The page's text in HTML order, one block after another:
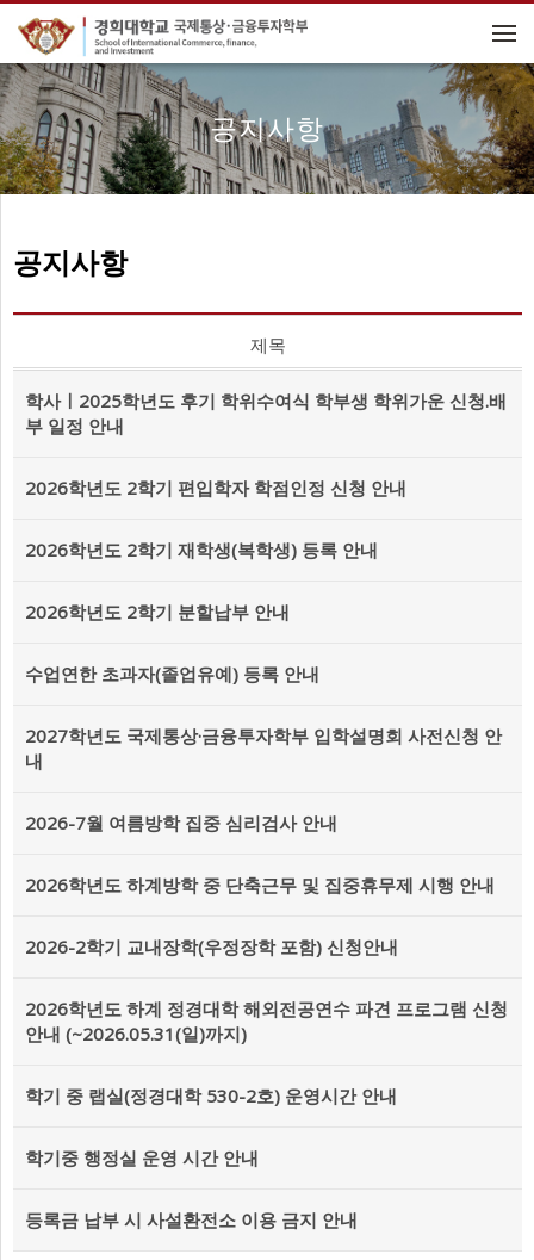
메뉴 건너뛰기
공지사항
공지사항
제목
학사ㅣ2025학년도 후기 학위수여식 학부생 학위가운 신청.배
부 일정 안내
2026학년도 2학기 편입학자 학점인정 신청 안내
2026학년도 2학기 재학생(복학생) 등록 안내
2026학년도 2학기 분할납부 안내
수업연한 초과자(졸업유예) 등록 안내
2027학년도 국제통상·금융투자학부 입학설명회 사전신청 안
내
2026-7월 여름방학 집중 심리검사 안내
2026학년도 하계방학 중 단축근무 및 집중휴무제 시행 안내
2026-2학기 교내장학(우정장학 포함) 신청안내
2026학년도 하계 정경대학 해외전공연수 파견 프로그램 신청
안내 (~2026.05.31(일)까지)
학기 중 랩실(정경대학 530-2호) 운영시간 안내
학기중 행정실 운영 시간 안내
등록금 납부 시 사설환전소 이용 금지 안내